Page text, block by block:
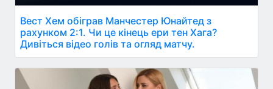
Вест Хем обіграв Манчестер Юнайтед з
рахунком 2:1. Чи це кінець ери тен Хага?
Дивіться відео голів та огляд матчу.